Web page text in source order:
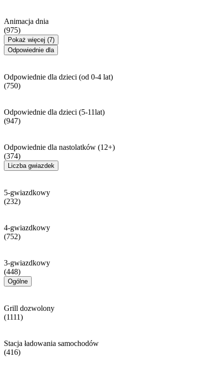
Animacja dnia
(975)
Pokaż więcej (7)
Odpowiednie dla
Odpowiednie dla dzieci (od 0-4 lat)
(750)
Odpowiednie dla dzieci (5-11lat)
(947)
Odpowiednie dla nastolatków (12+)
(374)
Liczba gwiazdek
5-gwiazdkowy
(232)
4-gwiazdkowy
(752)
3-gwiazdkowy
(448)
Ogólne
Grill dozwolony
(1111)
Stacja ładowania samochodów
(416)